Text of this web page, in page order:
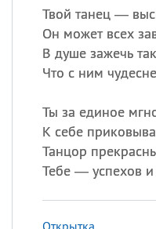
Твой танец —
Он может всех
В душе зажечь
Что с ним
Ты за единое
К себе
Танцор
Тебе — успехов и
Открытка